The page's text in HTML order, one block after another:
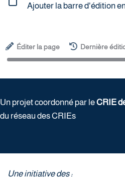
Ajouter la barre d'édition
Éditer la page Dernière
Un projet coordonné par leCRIE
du réseau des CRIEs
Une initiative des :